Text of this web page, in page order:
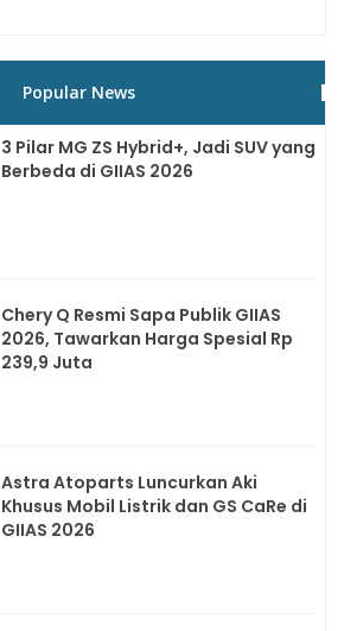
Popular News
3 Pilar MG ZS Hybrid+, Jadi SUV yang
Berbeda di GIIAS 2026
Chery Q Resmi Sapa Publik GIIAS
2026, Tawarkan Harga Spesial Rp
239,9 Juta
Astra Atoparts Luncurkan Aki
Khusus Mobil Listrik dan GS CaRe di
GIIAS 2026